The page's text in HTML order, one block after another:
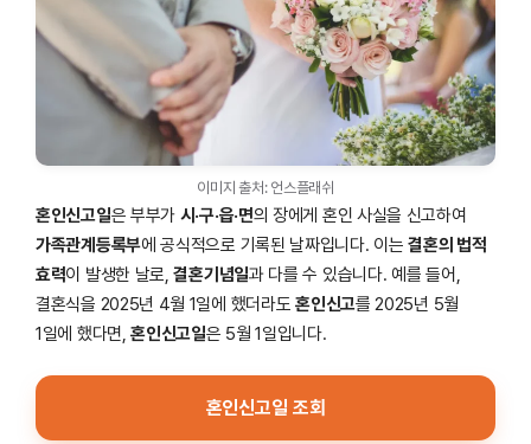
이미지 출처: 언스플래쉬
혼인신고일은 부부가 시·구·읍·면의 장에게 혼인 사실을 신고하여
가족관계등록부에 공식적으로 기록된 날짜입니다. 이는결혼의 법적
효력이 발생한 날로,결혼기념일과 다를 수 있습니다. 예를 들어,
결혼식을 2025년 4월 1일에 했더라도혼인신고를 2025년 5월
1일에 했다면,혼인신고일은 5월 1일입니다.
혼인신고일 조회